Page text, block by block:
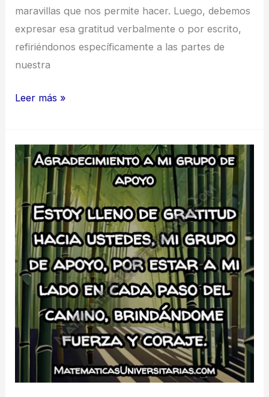
maravillas que nos permite hacer. Luego, debemos
expresar esa gratitud verbalmente o por escrito,
refiriéndonos específicamente a las partes de
nuestra
Agradecimiento
salud
Palabras
Leer más »